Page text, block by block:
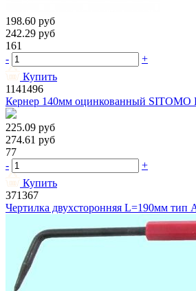
198.60 руб
242.29 руб
161
-
+
Купить
1141496
Кернер 140мм оцинкованный SITOMO
225.09 руб
274.61 руб
77
-
+
Купить
371367
Чертилка двухсторонняя L=190мм тип